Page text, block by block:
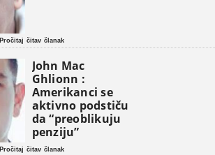
Pročitaj čitav članak
John Mac
Ghlionn :
Amerikanci se
aktivno podstiču
da “preoblikuju
penziju”
Pročitaj čitav članak